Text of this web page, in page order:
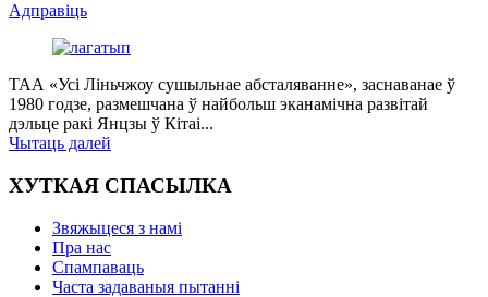
Адправіць
ТАА «Усі Ліньчжоу сушыльнае абсталяванне», заснаванае ў
1980 годзе, размешчана ў найбольш эканамічна развітай
дэльце ракі Янцзы ў Кітаі...
Чытаць далей
ХУТКАЯ СПАСЫЛКА
Звяжыцеся з намі
Пра нас
Спампаваць
Часта задаваныя пытанні